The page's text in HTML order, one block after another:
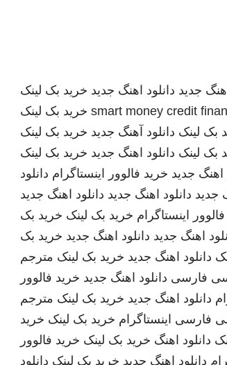
جدید دانلود اهنگ جدید خرید بک لینک
smart money credit خرید بک لینک
بک لینک دانلود آهنگ جدید خرید بک لینک
بک لینک دانلود اهنگ جدید خرید بک لینک
اهنگ جدید خرید فالوور اینستاگرام دانلود
جدید دانلود اهنگ جدید دانلود اهنگ جدید
اینستاگرام خرید بک لینک خرید بک
اهنگ جدید دانلود اهنگ جدید خرید بک
دانلود اهنگ جدید خرید بک لینک مترجم
فارسی دانلود اهنگ جدید خرید فالوور
دانلود اهنگ جدید خرید بک لینک مترجم
فارسی اینستاگرام خرید بک لینک خرید
دانلود اهنگ خرید بک لینک خرید فالوور
دانلود اهنگ جدید خرید بک لینک دانلود